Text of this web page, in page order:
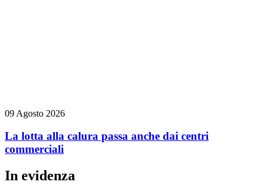
09 Agosto 2026
La lotta alla calura passa anche dai centri
commerciali
In evidenza